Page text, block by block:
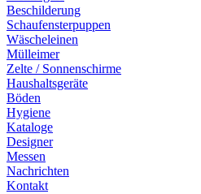
Beschilderung
Schaufensterpuppen
Wäscheleinen
Mülleimer
Zelte / Sonnenschirme
Haushaltsgeräte
Böden
Hygiene
Kataloge
Designer
Messen
Nachrichten
Kontakt